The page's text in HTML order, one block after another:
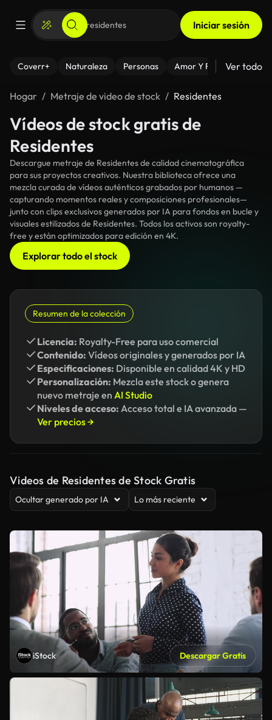
Iniciar sesión
Coverr+ Naturaleza Personas Amor Y Relaciones
Ver todo
Hogar Metraje de video de stock Residentes
Vídeos de stock gratis de
Residentes
Descargue metraje de Residentes de calidad cinematográfica
para sus proyectos creativos. Nuestra biblioteca ofrece una
mezcla curada de vídeos auténticos grabados por humanos —
capturando momentos reales y composiciones profesionales—
junto con clips exclusivos generados por IA para fondos en bucle y
visuales estilizados de Residentes. Todos los activos son royalty-
free y están optimizados para edición en 4K.
Explorar todo el stock
Resumen de la colección
Licencia: Royalty-Free para uso comercial
Contenido: Vídeos originales y generados por IA
Especificaciones: Disponible en calidad 4K y HD
Personalización: Mezcla este stock o genera
nuevo metraje en AI Studio
Niveles de acceso: Acceso total e IA avanzada —
Ver precios →
Videos de Residentes de Stock Gratis
Ocultar generado por IA Lo más reciente
iStock Descargar Gratis